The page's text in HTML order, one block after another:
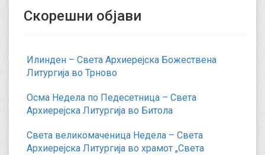
Скорешни објави
Илинден – Света Архиерејска Божествена
Литургија во Трново
Осма Недела по Педесетница – Света
Архиерејска Литургија во Битола
Света великомаченица Недела – Света
Архиерејска Литургија во храмот „Света